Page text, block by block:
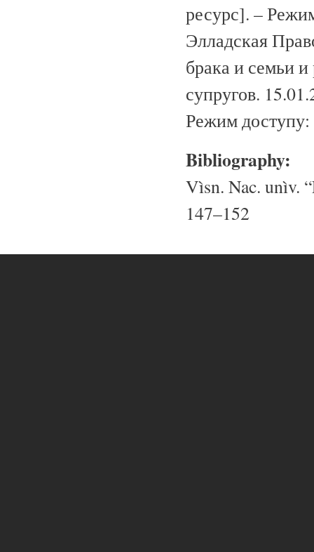
ресурс]. –
Элладская
брака и семьи
супругов.
Режим доступу:
Bibliography:
Vìsn. Nac. unìv.
147–152